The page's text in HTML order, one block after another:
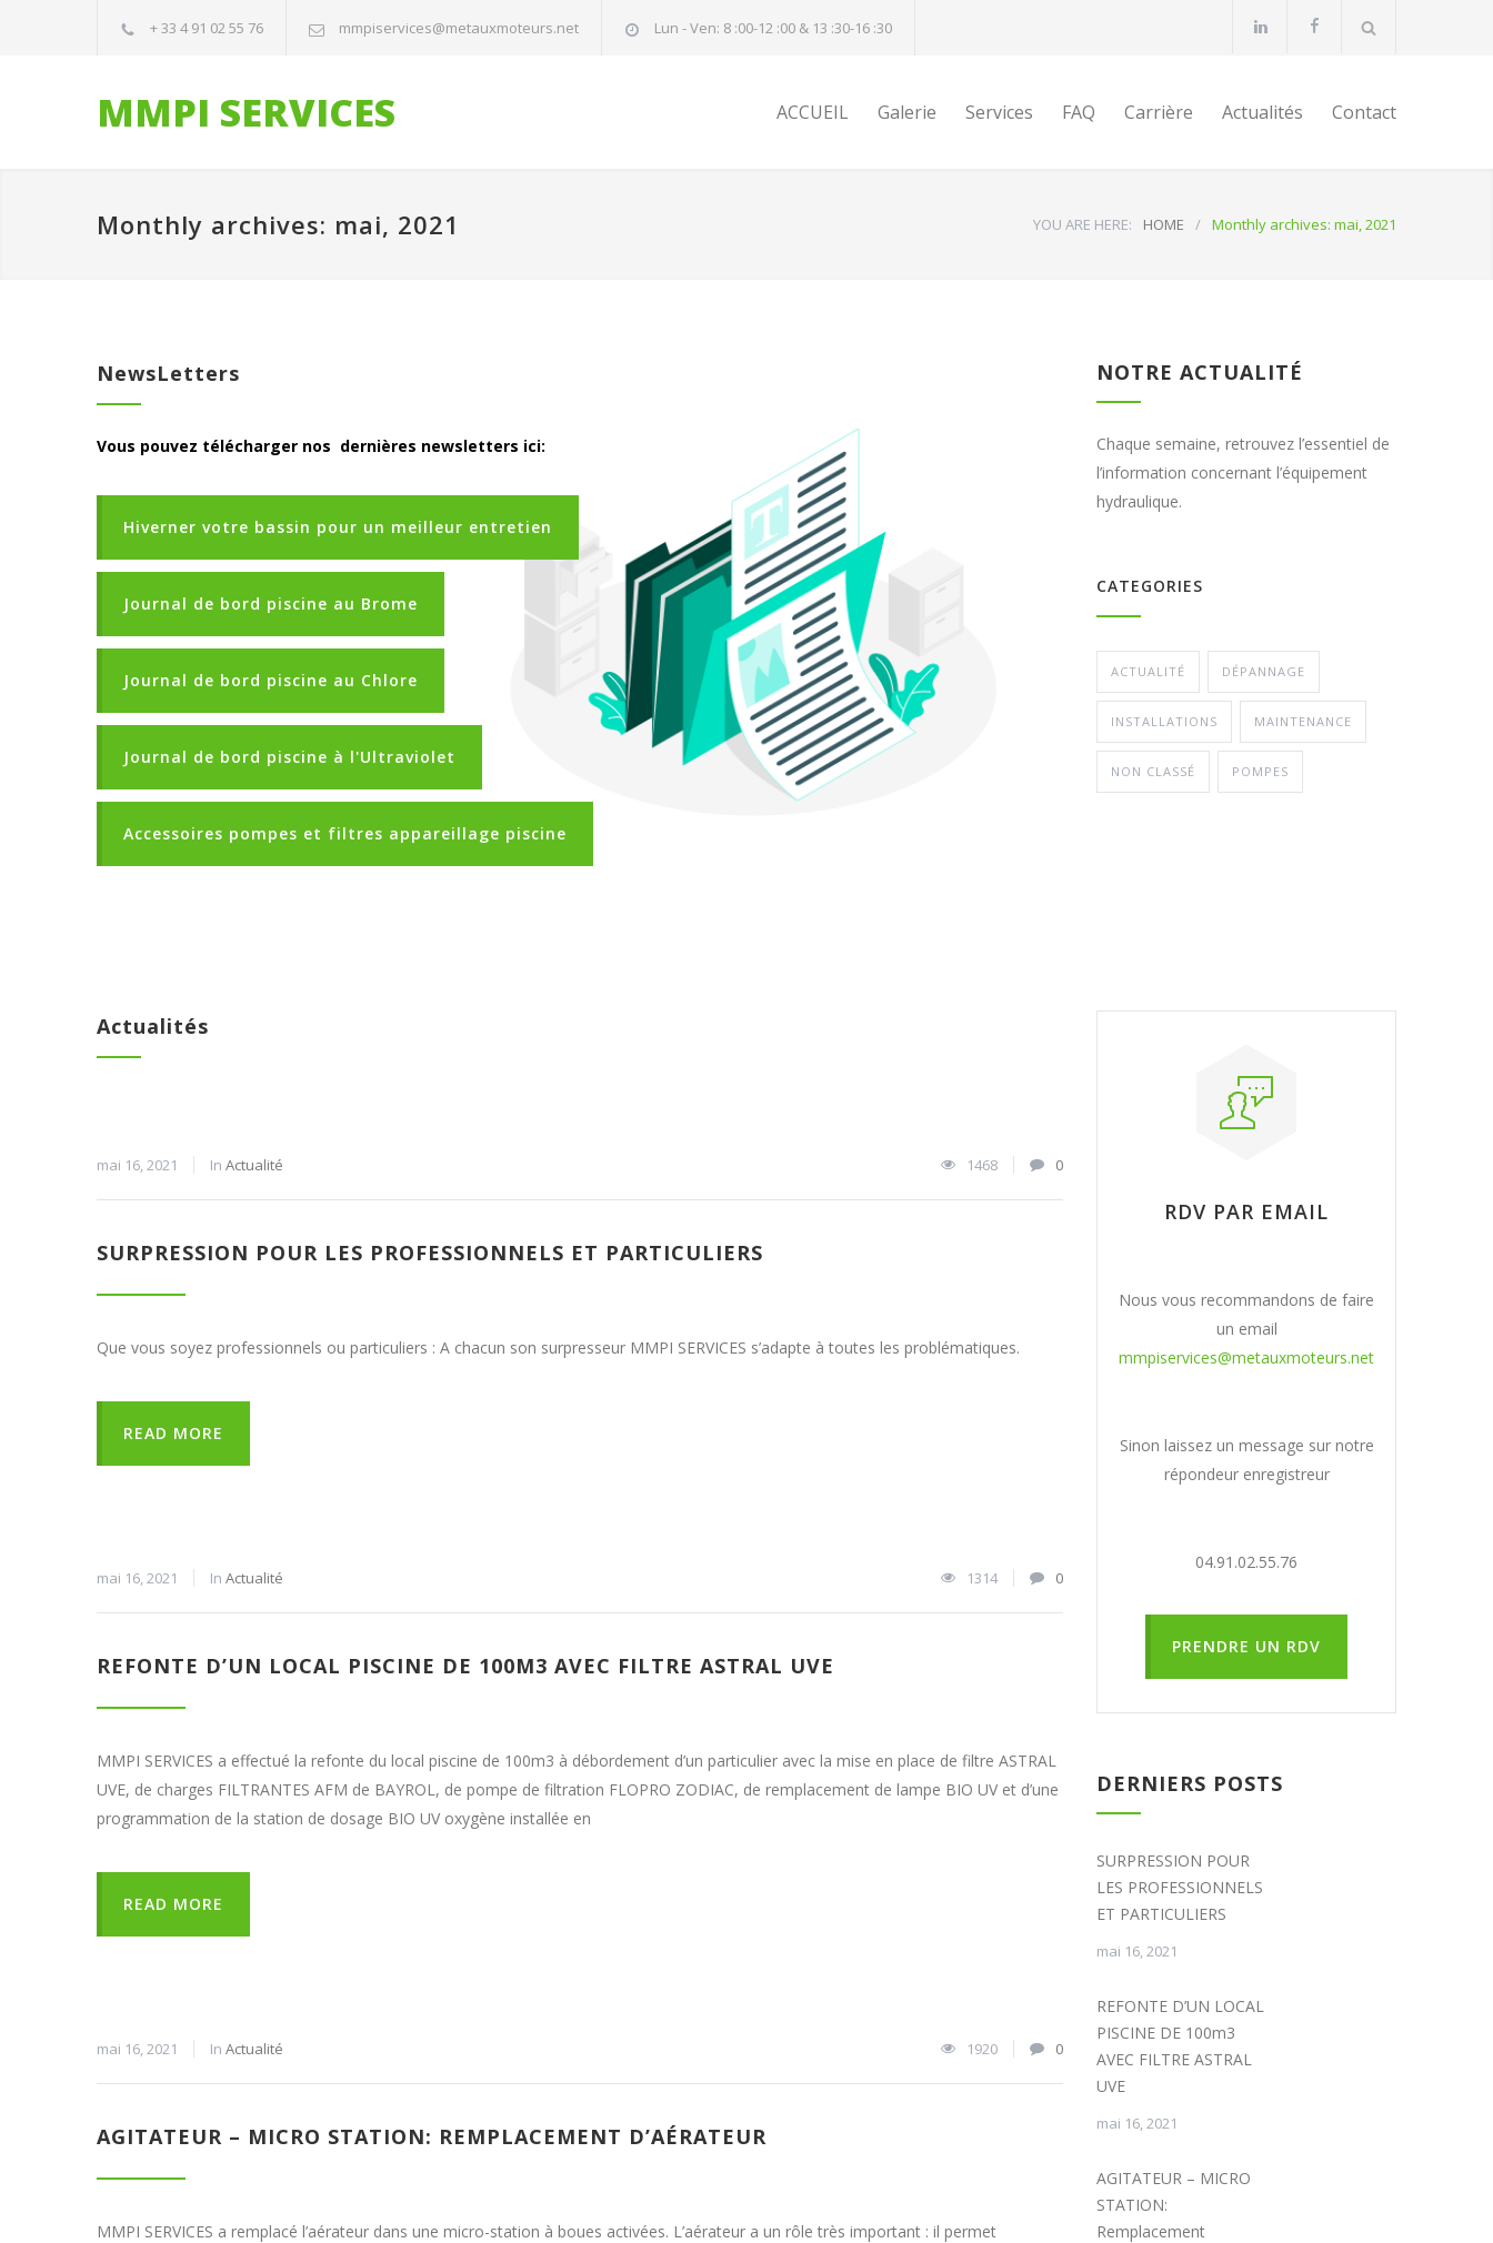
+ 33 4 91 02 55 76 mmpiservices@metauxmoteurs.net Lun - Ven: 8 :00-12 :00 & 13 :30-16 :30
MMPI SERVICES ACCUEIL Galerie Services FAQ Carrière Actualités Contact
Monthly archives: mai, 2021 YOU ARE HERE: HOME / Monthly archives: mai, 2021
NewsLetters
Vous pouvez télécharger nos dernières newsletters ici:
Hiverner votre bassin pour un meilleur entretien
Journal de bord piscine au Brome
Journal de bord piscine au Chlore
Journal de bord piscine à l'Ultraviolet
Accessoires pompes et filtres appareillage piscine
NOTRE ACTUALITÉ
Chaque semaine, retrouvez l’essentiel de
l’information concernant l’équipement
hydraulique.
CATEGORIES
ACTUALITÉ DÉPANNAGE
INSTALLATIONS MAINTENANCE
NON CLASSÉ POMPES
Actualités
mai 16, 2021 In Actualité 1468 0
SURPRESSION POUR LES PROFESSIONNELS ET PARTICULIERS
Que vous soyez professionnels ou particuliers : A chacun son surpresseur MMPI SERVICES s’adapte à toutes les problématiques.
READ MORE
mai 16, 2021 In Actualité 1314 0
REFONTE D’UN LOCAL PISCINE DE 100M3 AVEC FILTRE ASTRAL UVE
MMPI SERVICES a effectué la refonte du local piscine de 100m3 à débordement d’un particulier avec la mise en place de filtre ASTRAL
UVE, de charges FILTRANTES AFM de BAYROL, de pompe de filtration FLOPRO ZODIAC, de remplacement de lampe BIO UV et d’une
programmation de la station de dosage BIO UV oxygène installée en
READ MORE
mai 16, 2021 In Actualité 1920 0
AGITATEUR – MICRO STATION: REMPLACEMENT D’AÉRATEUR
MMPI SERVICES a remplacé l’aérateur dans une micro-station à boues activées. L’aérateur a un rôle très important : il permet
RDV PAR EMAIL
Nous vous recommandons de faire
un email
mmpiservices@metauxmoteurs.net
Sinon laissez un message sur notre
répondeur enregistreur
04.91.02.55.76
PRENDRE UN RDV
DERNIERS POSTS
SURPRESSION POUR
LES PROFESSIONNELS
ET PARTICULIERS
mai 16, 2021
REFONTE D’UN LOCAL
PISCINE DE 100m3
AVEC FILTRE ASTRAL
UVE
mai 16, 2021
AGITATEUR – MICRO
STATION:
Remplacement